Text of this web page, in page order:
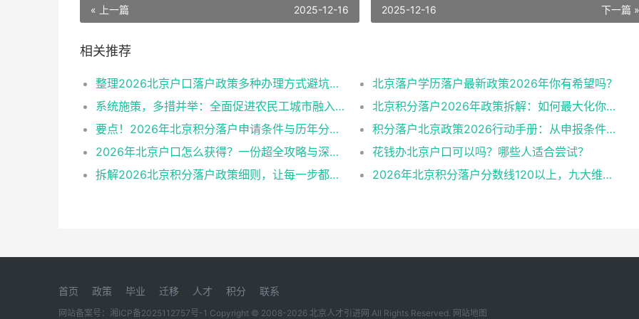
« 上一篇 2025-12-16 下一篇 »
2025-12-16
相关推荐
整理2026北京户口落户政策多种办理方式避坑指南
北京落户学历落户最新政策2026年你有希望吗？
系统施策，多措并举：全面促进农民工城市融入与社会融合
北京积分落户2026年政策拆解：如何最大化你的积分？
要点！2026年北京积分落户申请条件与历年分数线趋势
积分落户北京政策2026行动手册：从申报条件到办理流程
2026年北京户口怎么获得？一份超全攻略与深度解析
花钱办北京户口可以吗？哪些人适合尝试？
拆解2026北京积分落户政策细则，让每一步都踩在加分上
2026年北京积分落户分数线120以上，九大维度深度解析！
首页 政策 毕业 迁移 人才 积分 联系
网站备案号： 湘ICP备2025112757号-1 Copyright © 2008-2026 北京人才引进网 All Rights Reserved. 网站地图